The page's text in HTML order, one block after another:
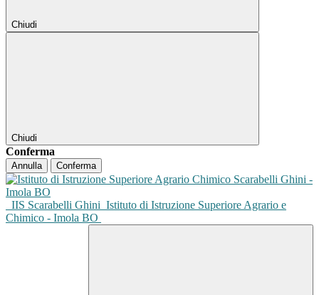
Chiudi
Chiudi
Conferma
Annulla Conferma
IIS Scarabelli Ghini Istituto di Istruzione Superiore Agrario e
Chimico - Imola BO